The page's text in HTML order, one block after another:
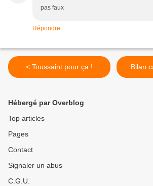
pas faux
Répondre
< Toussaint pour ça !
Hébergé par Overblog
Top articles
Pages
Contact
Signaler un abus
C.G.U.